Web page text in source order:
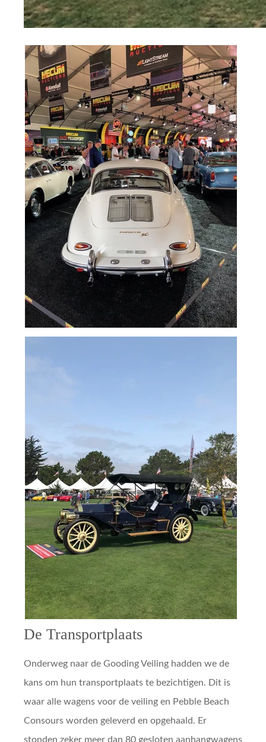
De Transportplaats
Onderweg naar de Gooding Veiling hadden we de
kans om hun transportplaats te bezichtigen. Dit is
waar alle wagens voor de veiling en Pebble Beach
Consours worden geleverd en opgehaald. Er
stonden zeker meer dan 80 gesloten aanhangwagens